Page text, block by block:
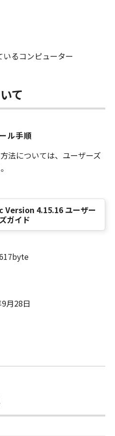
許諾、レンタル、販売
きません。お客様は、
媒体に印刷し、印刷さ
、「印刷物」といいま
よる非商業的目的のた
用し、使用させ、複製
ことはできません。キ
を負わず、また、本項
印刷物」の使用および
連して生じるお客様と
は訴訟につき一切責任
。
の目的で「許諾ソフト
において複製すること
様は、かかるバックア
トウェア」に含まれて
エンジニアリング、逆
ルまたは他のプログラ
リースもしくは貸与す
くは翻訳することはで
いるコンピューター
て
ル手順
法については、ユーザーズ
4.15.16 ユーザー
ズガイド
月28日